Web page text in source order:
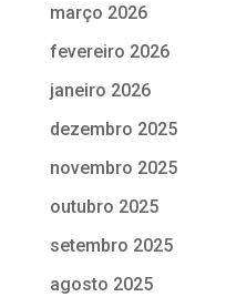
março 2026
fevereiro 2026
janeiro 2026
dezembro 2025
novembro 2025
outubro 2025
setembro 2025
agosto 2025